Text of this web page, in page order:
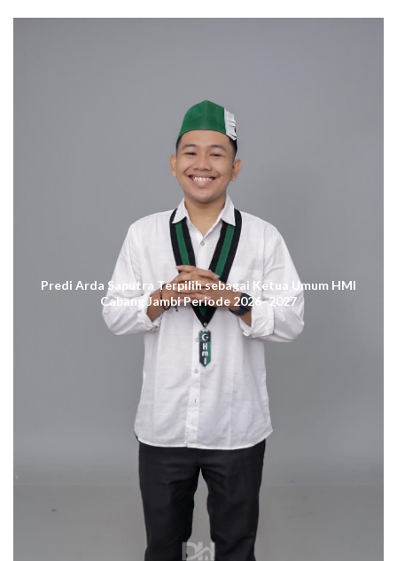
Predi Arda Saputra Terpilih sebagai Ketua Umum HMI
Cabang Jambi Periode 2026–2027